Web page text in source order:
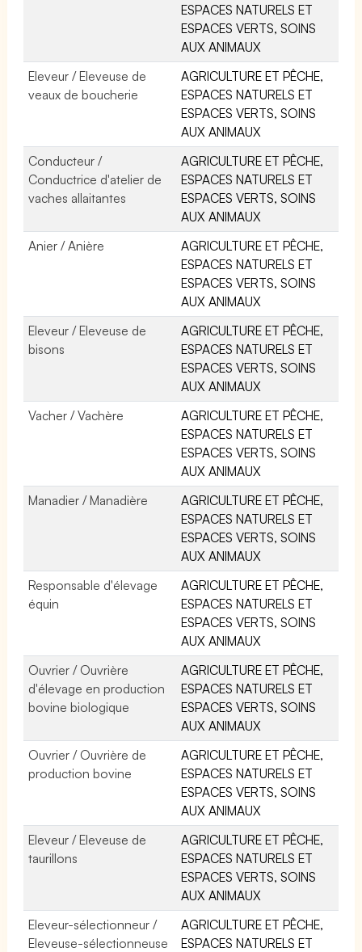
ESPACES NATURELS ET
ESPACES VERTS, SOINS
AUX ANIMAUX
Eleveur / Eleveuse de
veaux de boucherie
AGRICULTURE ET PÊCHE,
ESPACES NATURELS ET
ESPACES VERTS, SOINS
AUX ANIMAUX
Conducteur /
Conductrice d'atelier de
vaches allaitantes
AGRICULTURE ET PÊCHE,
ESPACES NATURELS ET
ESPACES VERTS, SOINS
AUX ANIMAUX
Anier / Anière
AGRICULTURE ET PÊCHE,
ESPACES NATURELS ET
ESPACES VERTS, SOINS
AUX ANIMAUX
Eleveur / Eleveuse de
bisons
AGRICULTURE ET PÊCHE,
ESPACES NATURELS ET
ESPACES VERTS, SOINS
AUX ANIMAUX
Vacher / Vachère
AGRICULTURE ET PÊCHE,
ESPACES NATURELS ET
ESPACES VERTS, SOINS
AUX ANIMAUX
Manadier / Manadière
AGRICULTURE ET PÊCHE,
ESPACES NATURELS ET
ESPACES VERTS, SOINS
AUX ANIMAUX
Responsable d'élevage
équin
AGRICULTURE ET PÊCHE,
ESPACES NATURELS ET
ESPACES VERTS, SOINS
AUX ANIMAUX
Ouvrier / Ouvrière
d'élevage en production
bovine biologique
AGRICULTURE ET PÊCHE,
ESPACES NATURELS ET
ESPACES VERTS, SOINS
AUX ANIMAUX
Ouvrier / Ouvrière de
production bovine
AGRICULTURE ET PÊCHE,
ESPACES NATURELS ET
ESPACES VERTS, SOINS
AUX ANIMAUX
Eleveur / Eleveuse de
taurillons
AGRICULTURE ET PÊCHE,
ESPACES NATURELS ET
ESPACES VERTS, SOINS
AUX ANIMAUX
Eleveur-sélectionneur /
Eleveuse-sélectionneuse
AGRICULTURE ET PÊCHE,
ESPACES NATURELS ET